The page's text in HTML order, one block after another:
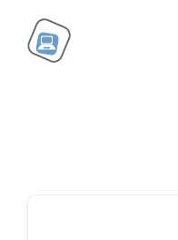
Inhalt
springen